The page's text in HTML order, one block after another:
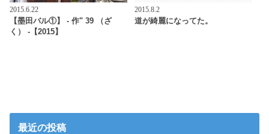
2015.6.22
【墨田バル①】 - 作" 39 （ざ
く） -【2015】
2015.8.2
道が綺麗になってた。
最近の投稿